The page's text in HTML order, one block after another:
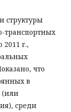
структуры
транспортных
г.,
что
в
(или
среди